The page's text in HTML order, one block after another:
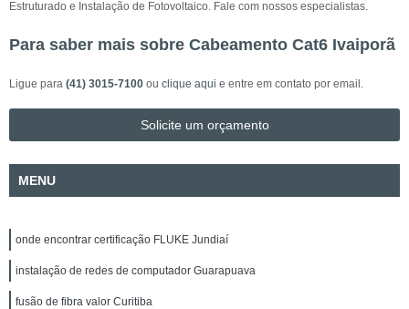
Estruturado e Instalação de Fotovoltaico. Fale com nossos especialistas.
Para saber mais sobre Cabeamento Cat6 Ivaiporã
Ligue para (41) 3015-7100 ou clique aqui e entre em contato por email.
Solicite um orçamento
MENU
onde encontrar certificação FLUKE Jundiaí
instalação de redes de computador Guarapuava
fusão de fibra valor Curitiba